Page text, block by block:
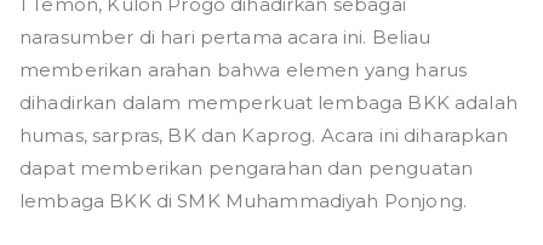
narasumber di hari pertama acara ini. Beliau
memberikan arahan bahwa elemen yang harus
dihadirkan dalam memperkuat lembaga BKK adalah
humas, sarpras, BK dan Kaprog. Acara ini diharapkan
dapat memberikan pengarahan dan penguatan
lembaga BKK di SMK Muhammadiyah Ponjong.